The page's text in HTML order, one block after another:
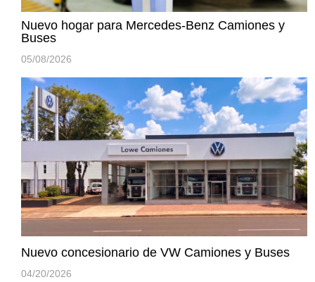
Nuevo hogar para Mercedes-Benz Camiones y
Buses
05/08/2026
Nuevo concesionario de VW Camiones y Buses
04/20/2026